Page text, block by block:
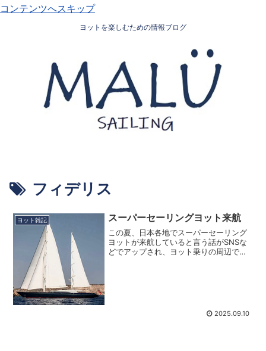
コンテンツへスキップ
ヨットを楽しむための情報ブログ
フィデリス
ヨット雑記 スーパーセーリングヨット来航
この夏、日本各地でスーパーセーリング
ヨットが来航していると言う話がSNSな
どでアップされ、ヨット乗りの周辺では
2025.09.10